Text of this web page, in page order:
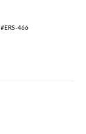
ERS-466